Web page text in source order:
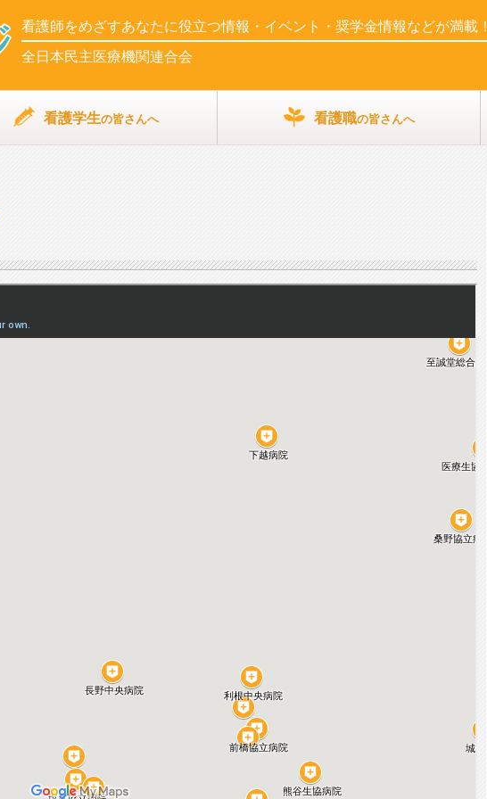
看護師をめざすあなたに役立つ情報・イベント・奨学金情報などが満載！
全日本民主医療機関連合会
看護学生の皆さんへ 看護職の皆さんへ